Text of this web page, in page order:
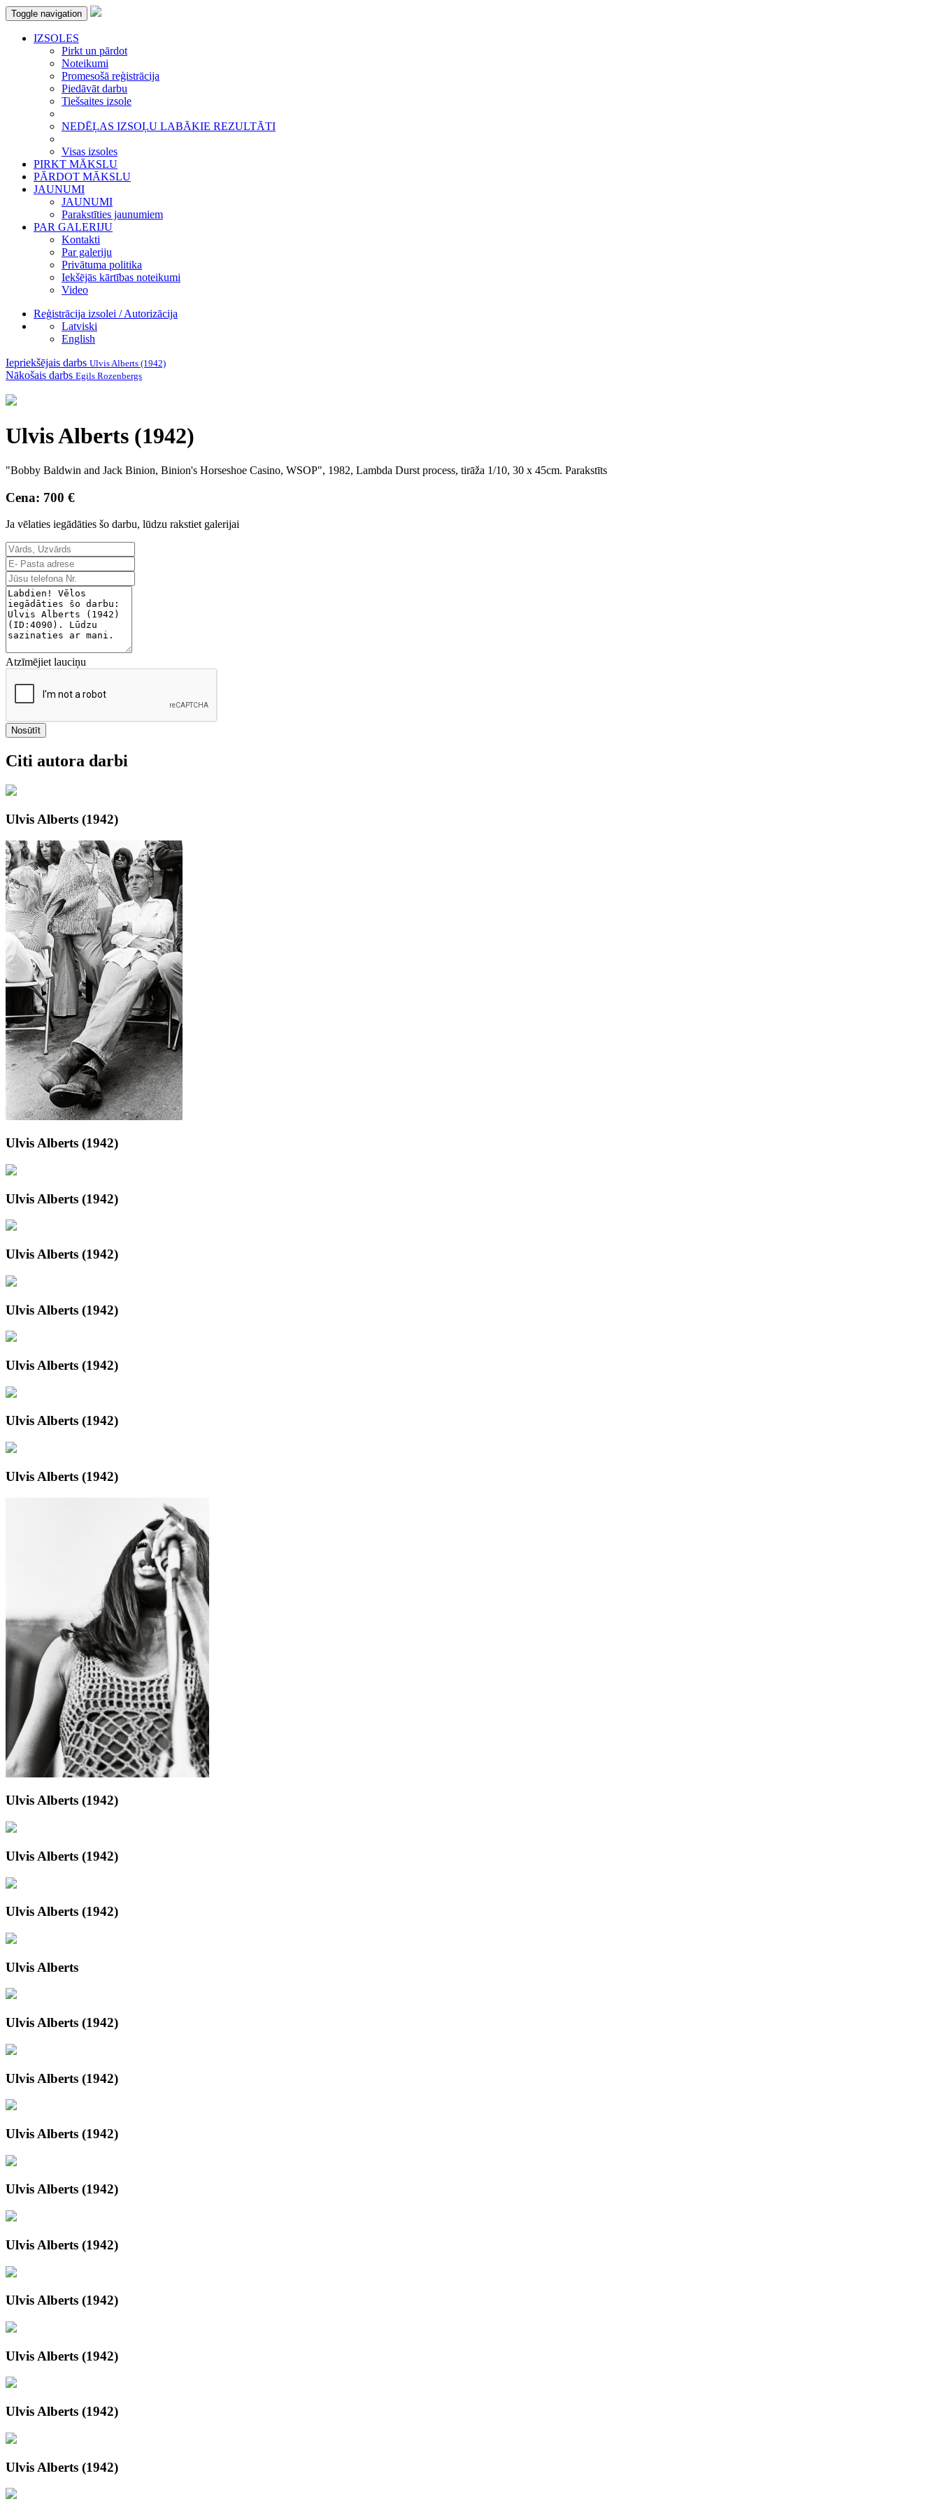
Toggle navigation
IZSOLES
Pirkt un pārdot
Noteikumi
Promesošā reģistrācija
Piedāvāt darbu
Tiešsaites izsole
NEDĒĻAS IZSOĻU LABĀKIE REZULTĀTI
Visas izsoles
PIRKT MĀKSLU
PĀRDOT MĀKSLU
JAUNUMI
JAUNUMI
Parakstīties jaunumiem
PAR GALERIJU
Kontakti
Par galeriju
Privātuma politika
Iekšējās kārtības noteikumi
Video
Reģistrācija izsolei / Autorizācija
Latviski
English
Iepriekšējais darbs Ulvis Alberts (1942)
Nākošais darbs Egils Rozenbergs
Ulvis Alberts (1942)
"Bobby Baldwin and Jack Binion, Binion's Horseshoe Casino, WSOP", 1982, Lambda Durst process, tirāža 1/10, 30 x 45cm. Parakstīts
Cena: 700 €
Ja vēlaties iegādāties šo darbu, lūdzu rakstiet galerijai
Atzīmējiet lauciņu
Nosūtīt
Citi autora darbi
Ulvis Alberts (1942)
Ulvis Alberts (1942)
Ulvis Alberts (1942)
Ulvis Alberts (1942)
Ulvis Alberts (1942)
Ulvis Alberts (1942)
Ulvis Alberts (1942)
Ulvis Alberts (1942)
Ulvis Alberts (1942)
Ulvis Alberts (1942)
Ulvis Alberts (1942)
Ulvis Alberts
Ulvis Alberts (1942)
Ulvis Alberts (1942)
Ulvis Alberts (1942)
Ulvis Alberts (1942)
Ulvis Alberts (1942)
Ulvis Alberts (1942)
Ulvis Alberts (1942)
Ulvis Alberts (1942)
Ulvis Alberts (1942)